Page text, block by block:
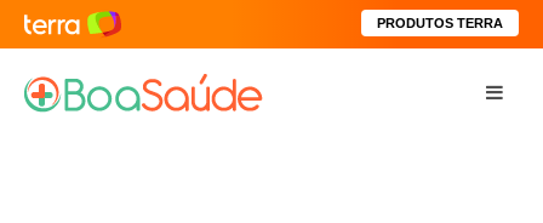
PRODUTOS TERRA